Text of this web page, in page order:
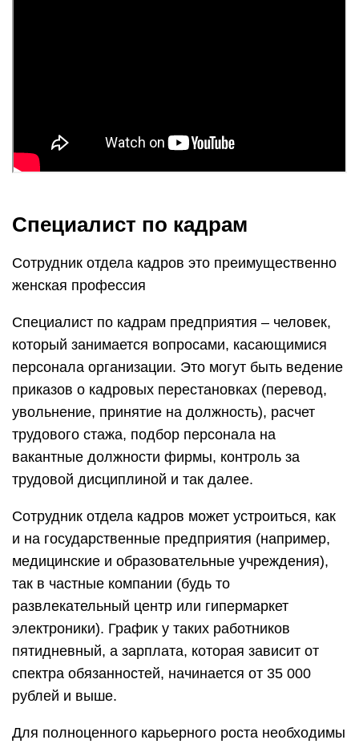
Специалист по кадрам
Сотрудник отдела кадров это преимущественно
женская профессия
Специалист по кадрам предприятия – человек,
который занимается вопросами, касающимися
персонала организации. Это могут быть ведение
приказов о кадровых перестановках (перевод,
увольнение, принятие на должность), расчет
трудового стажа, подбор персонала на
вакантные должности фирмы, контроль за
трудовой дисциплиной и так далее.
Сотрудник отдела кадров может устроиться, как
и на государственные предприятия (например,
медицинские и образовательные учреждения),
так в частные компании (будь то
развлекательный центр или гипермаркет
электроники). График у таких работников
пятидневный, а зарплата, которая зависит от
спектра обязанностей, начинается от 35 000
рублей и выше.
Для полноценного карьерного роста необходимы